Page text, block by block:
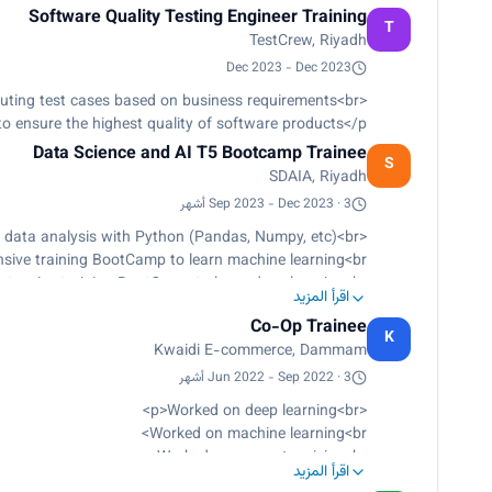
T
Software Quality Testing Engineer Training
TestCrew, Riyadh
Dec 2023 - Dec 2023
<p>Writing and executing test cases based on business requirements<br>
ensure the highest quality of software products</p>
S
Data Science and AI T5 Bootcamp Trainee
SDAIA, Riyadh
Sep 2023 - Dec 2023 · 3 أشهر
<p>Completed intensive training BootCamp to learn predictive data analysis with Python (Pandas, Numpy, etc)<br>
training BootCamp to learn machine learning<br>
training BootCamp to learn deep learning<br>
BootCamp to learn natural language processing<br>
training BootCamp to learn computer vision<br>
training BootCamp to learn image processing<br>
CV, and applied behavioral cloning method<br>
Worked on data analysis and visualization<br>
Worked on Excel / Spreadsheets</p>
اقرأ المزيد
K
Co-Op Trainee
Kwaidi E-commerce, Dammam
Jun 2022 - Sep 2022 · 3 أشهر
<p>Worked on deep learning<br>
Worked on machine learning<br>
Worked on computer vision<br>
Worked on image processing<br>
اقرأ المزيد